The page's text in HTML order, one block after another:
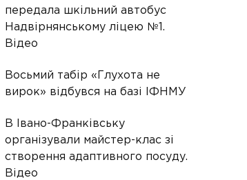
передала шкільний автобус
Надвірнянському ліцею №1.
Відео
Восьмий табір «Глухота не
вирок» відбувся на базі ІФНМУ
В Івано-Франківську
організували майстер-клас зі
створення адаптивного посуду.
Відео